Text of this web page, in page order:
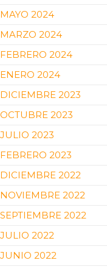
MAYO 2024
MARZO 2024
FEBRERO 2024
ENERO 2024
DICIEMBRE 2023
OCTUBRE 2023
JULIO 2023
FEBRERO 2023
DICIEMBRE 2022
NOVIEMBRE 2022
SEPTIEMBRE 2022
JULIO 2022
JUNIO 2022